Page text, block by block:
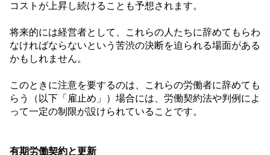
コストが上昇し続けることも予想されます。
将来的には経営者として、これらの人たちに辞めてもらわ
なければならないという苦渋の決断を迫られる場面がある
かもしれません。
このときに注意を要するのは、これらの労働者に辞めても
らう（以下「雇止め」）場合には、労働契約法や判例によ
って一定の制限が設けられていることです。
有期労働契約と更新